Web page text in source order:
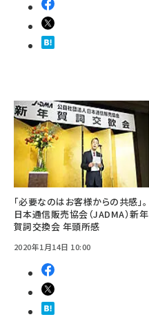
「必要なのはお客様からの共感」。
日本通信販売協会（JADMA）新年
賀詞交換会 年頭所感
2020年1月14日 10:00